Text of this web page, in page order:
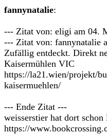
fannynatalie:
--- Zitat von: eligi am 04.
--- Zitat von: fannynatalie
Zufällig entdeckt. Direkt
Kaisermühlen VIC
https://la21.wien/projekt/
kaisermuehlen/
--- Ende Zitat ---
weisserstier hat dort schon
https://